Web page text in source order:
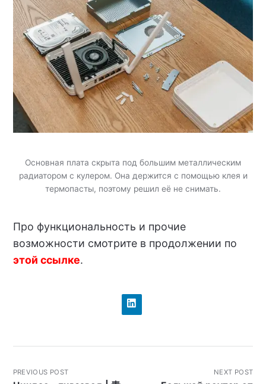
Основная плата скрыта под большим металлическим
радиатором с кулером. Она держится с помощью клея и
термопасты, поэтому решил её не снимать.
Про функциональность и прочие
возможности смотрите в продолжении по
этой ссылке.
PREVIOUS POST NEXT POST